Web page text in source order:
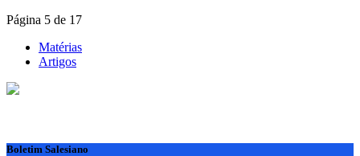
Página 5 de 17
Matérias
Artigos
Boletim Salesiano